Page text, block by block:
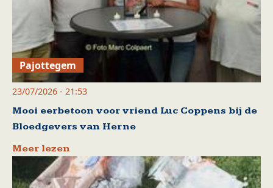
Pajottegem
23/07/2026 - 21:53
Mooi eerbetoon voor vriend Luc Coppens bij de
Bloedgevers van Herne
Meer lezen